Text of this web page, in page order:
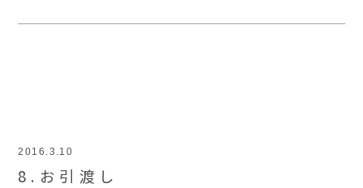
2016.3.10
8.お引渡し